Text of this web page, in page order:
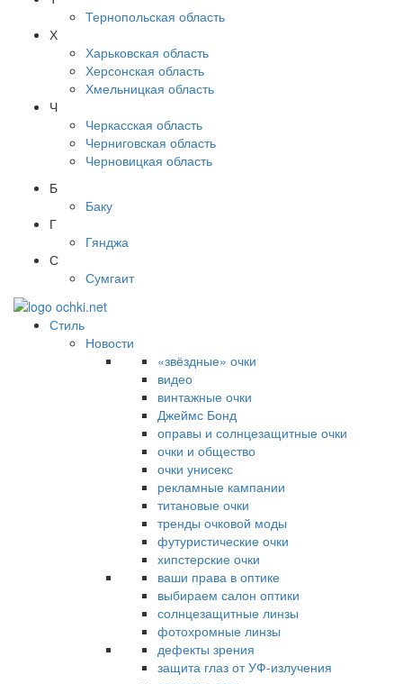
Тернопольская область
Х
Харьковская область
Херсонская область
Хмельницкая область
Ч
Черкасская область
Черниговская область
Черновицкая область
Б
Баку
Г
Гянджа
С
Сумгаит
Стиль
Новости
«звёздные» очки
видео
винтажные очки
Джеймс Бонд
оправы и солнцезащитные очки
очки и общество
очки унисекс
рекламные кампании
титановые очки
тренды очковой моды
футуристические очки
хипстерские очки
ваши права в оптике
выбираем салон оптики
солнцезащитные линзы
фотохромные линзы
дефекты зрения
защита глаз от УФ-излучения